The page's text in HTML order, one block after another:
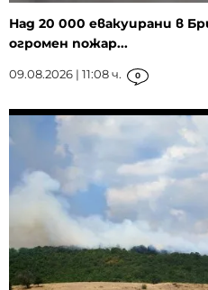
Над 20 000 евакуирани в
огромен пожар...
09.08.2026 | 11:08 ч. 0